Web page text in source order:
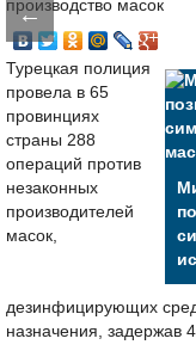
←
Турецкая полиция
провела в 65
провинциях
страны 288
операций против
незаконных
производителей
масок,
дезинфицирующих
назначения, задержав